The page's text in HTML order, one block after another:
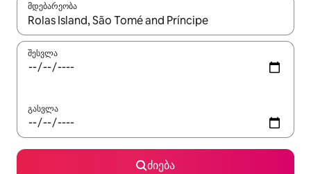
მდებარეობა
როცა შედეგები ხელმისაწვდომი გახდება, ნავიგაციისთვის
შესვლა
გასვლა
ძიება